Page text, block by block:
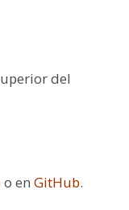
del
o en GitHub.